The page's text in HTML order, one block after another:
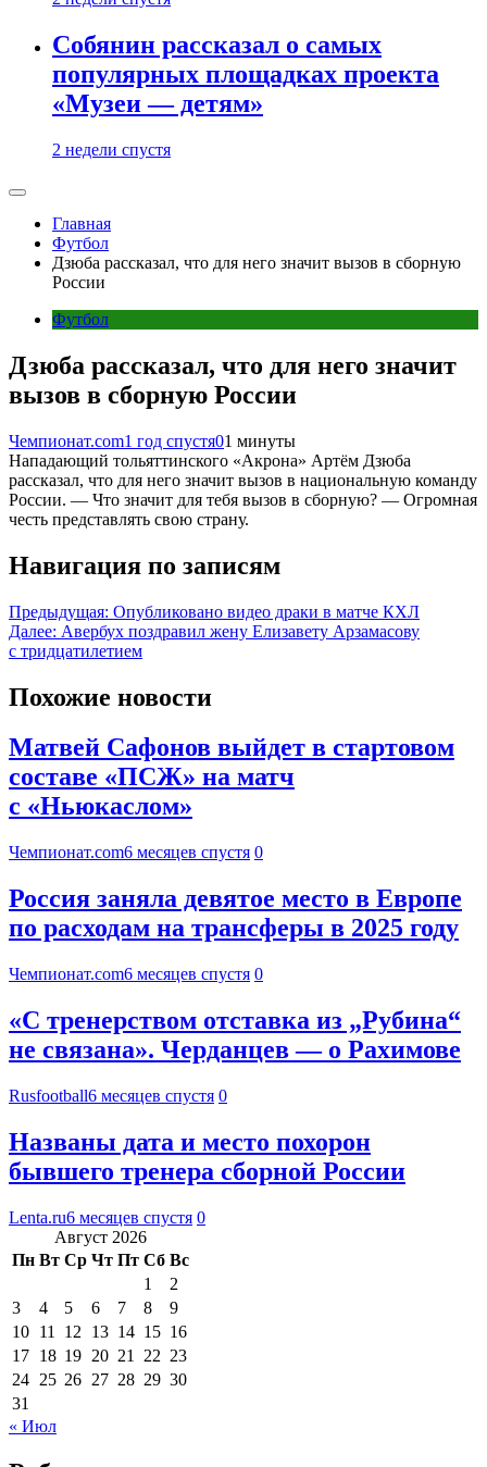
Собянин рассказал о самых
популярных площадках проекта
«Музеи — детям»
2 недели спустя
Главная
Футбол
Дзюба рассказал, что для него значит вызов в сборную
России
Футбол
Дзюба рассказал, что для него значит
вызов в сборную России
Чемпионат.com1 год спустя01 минуты
Нападающий тольяттинского «Акрона» Артём Дзюба
рассказал, что для него значит вызов в национальную команду
России. — Что значит для тебя вызов в сборную? — Огромная
честь представлять свою страну.
Навигация по записям
Предыдущая: Опубликовано видео драки в матче КХЛ
Далее: Авербух поздравил жену Елизавету Арзамасову
с тридцатилетием
Похожие новости
Матвей Сафонов выйдет в стартовом
составе «ПСЖ» на матч
с «Ньюкаслом»
Чемпионат.com6 месяцев спустя 0
Россия заняла девятое место в Европе
по расходам на трансферы в 2025 году
Чемпионат.com6 месяцев спустя 0
«С тренерством отставка из „Рубина“
не связана». Черданцев — о Рахимове
Rusfootball6 месяцев спустя 0
Названы дата и место похорон
бывшего тренера сборной России
Lenta.ru6 месяцев спустя 0
Август 2026
Пн Вт Ср Чт Пт Сб Вс
1
2
3
4 5 6 7 8
9
10 11 12 13 14 15 16
17 18 19 20 21 22 23
24 25 26 27 28 29 30
31
« Июл